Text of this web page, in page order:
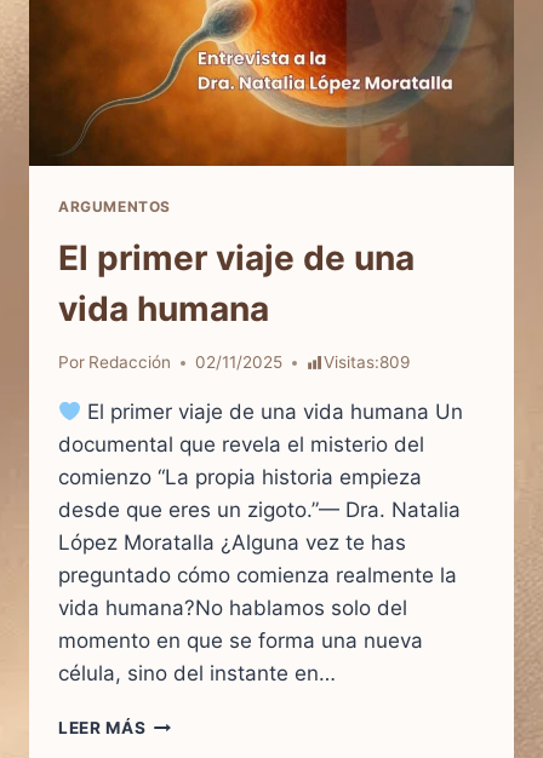
ARGUMENTOS
El primer viaje de una
vida humana
Por Redacción 02/11/2025 Visitas:809
El primer viaje de una vida humana Un
documental que revela el misterio del
comienzo “La propia historia empieza
desde que eres un zigoto.”— Dra. Natalia
López Moratalla ¿Alguna vez te has
preguntado cómo comienza realmente la
vida humana?No hablamos solo del
momento en que se forma una nueva
célula, sino del instante en…
LEER MÁS